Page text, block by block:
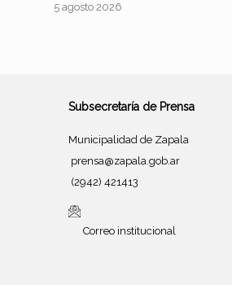
5 agosto 2026
Subsecretaría de Prensa
Municipalidad de Zapala
prensa@zapala.gob.ar
(2942) 421413
Correo institucional